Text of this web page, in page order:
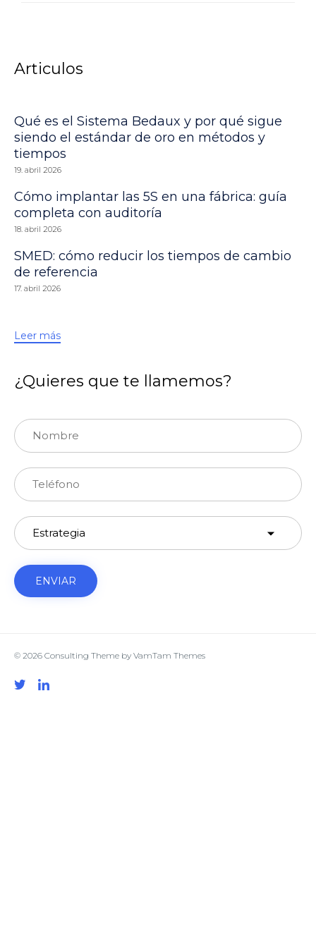
Articulos
Qué es el Sistema Bedaux y por qué sigue
siendo el estándar de oro en métodos y
tiempos
19. abril 2026
Cómo implantar las 5S en una fábrica: guía
completa con auditoría
18. abril 2026
SMED: cómo reducir los tiempos de cambio
de referencia
17. abril 2026
Leer más
¿Quieres que te llamemos?
© 2026 Consulting Theme by VamTam Themes